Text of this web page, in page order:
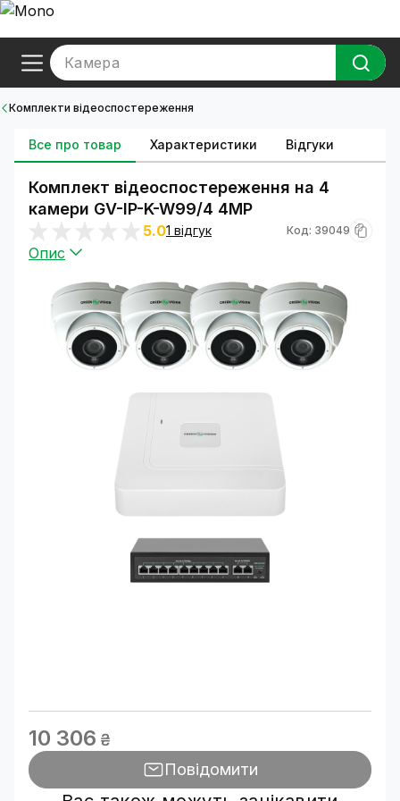
Камера
Комплекти відеоспостереження
Все про товар Характеристики Відгуки
Комплект відеоспостереження на 4
камери GV-IP-K-W99/4 4MP
5.01 відгук Код: 39049
Опис
10 306 ₴
Повідомити